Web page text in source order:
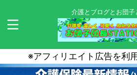
介護とブログとお団子
※アフィリエイト広告を利